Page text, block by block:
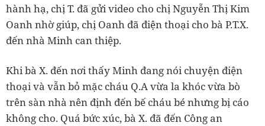
hành hạ, chị T. đã gửi video cho chị Nguyễn Thị Kim
Oanh nhờ giúp, chị Oanh đã điện thoại cho bà P.T.X.
đến nhà Minh can thiệp.
Khi bà X. đến nơi thấy Minh đang nói chuyện điện
thoại và vẫn bỏ mặc cháu Q.A vừa la khóc vừa bò
trên sàn nhà nên định đến bế cháu bé nhưng bị cáo
không cho. Quá bức xúc, bà X. đã đến Công an